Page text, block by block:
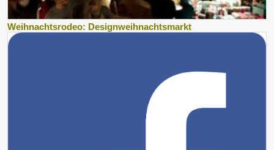
Weihnachtsrodeo: Designweihnachtsmarkt